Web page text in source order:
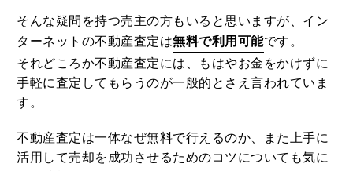
4
野村の仲介+（PLUS）の評判や強みと
は？噂や口コミから知る満足度合
2020.07.26
農協JA住宅ローン金利や審査は？借り
換えや繰り上げ返済まで徹底まとめ
そんな疑問を持つ売主の方もいると思いますが、イン
ターネットの不動産査定は無料で利用可能です。
それどころか不動産査定には、もはやお金をかけずに
手軽に査定してもらうのが一般的とさえ言われていま
す。
不動産査定は一体なぜ無料で行えるのか、また上手に
活用して売却を成功させるためのコツについても気に